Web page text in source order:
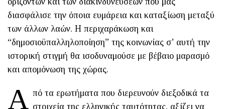
διασφάλισε την όποια ευμάρεια και καταξίωση μεταξύ
των άλλων λαών. Η περιχαράκωση και
“δημοσιοϋπαλληλοποίηση” της κοινωνίας σ’ αυτή την
ιστορική στιγμή θα ισοδυναμούσε με βέβαιο μαρασμό
και απομόνωση της χώρας.
Α πό τα ερωτήματα που διερευνούν διεξοδικά τα
στοιχεία της ελληνικής ταυτότητας, αξίζει να